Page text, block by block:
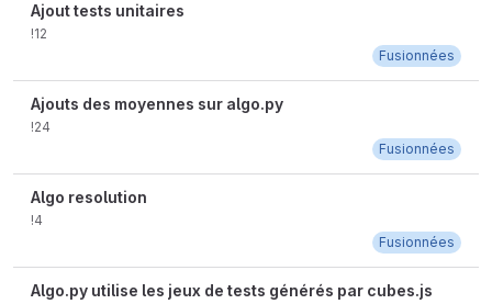
Ajout tests unitaires
!12
Fusionnées
Ajouts des moyennes sur algo.py
!24
Fusionnées
Algo resolution
!4
Fusionnées
Algo.py utilise les jeux de tests générés par cubes.js